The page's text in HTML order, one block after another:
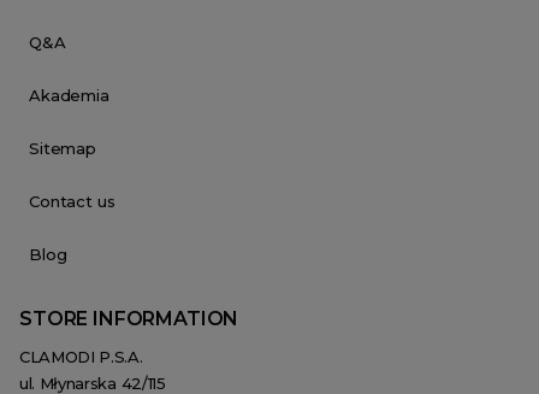
Q&A
Akademia
Sitemap
Contact us
Blog
STORE INFORMATION
CLAMODI P.S.A.
ul. Młynarska 42/115